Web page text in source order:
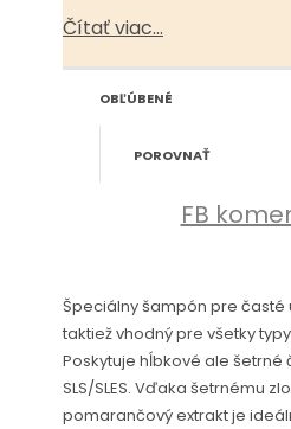
Čítať viac...
OBĽÚBENÉ
POROVNAŤ
FB
Špeciálny šampón pre časté
taktiež vhodný pre všetky
Poskytuje hĺbkové ale šetrné
SLS/SLES. Vďaka šetrnému
pomarančový extrakt je